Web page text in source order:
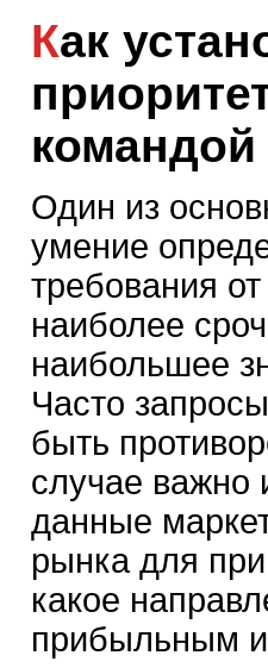
Как установить
командой
Один из
умение
требования от
наиболее
наибольшее
Часто
быть
случае важно
данные
рынка для
какое
прибыльным